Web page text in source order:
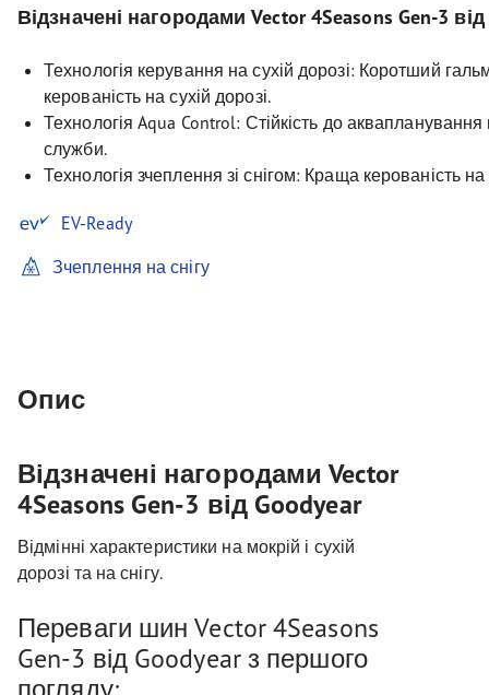
Відзначені нагородами Vector 4Seasons Gen-3 від
Технологія керування на сухій дорозі: Коротший
керованість на сухій дорозі.
Технологія Aqua Control: Стійкість до
служби.
Технологія зчеплення зі снігом: Краща керованість на
EV-Ready
Зчеплення на снігу
Опис
Відзначені нагородами Vector
4Seasons Gen-3 від Goodyear
Відмінні характеристики на мокрій і сухій
дорозі та на снігу.
Переваги шин Vector 4Seasons
Gen-3 від Goodyear з першого
погляду: